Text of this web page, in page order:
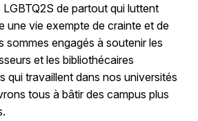
de partout qui luttent
une vie exempte de crainte et de
sommes engagés à soutenir les
et les bibliothécaires
qui travaillent dans nos universités
tous à bâtir des campus plus